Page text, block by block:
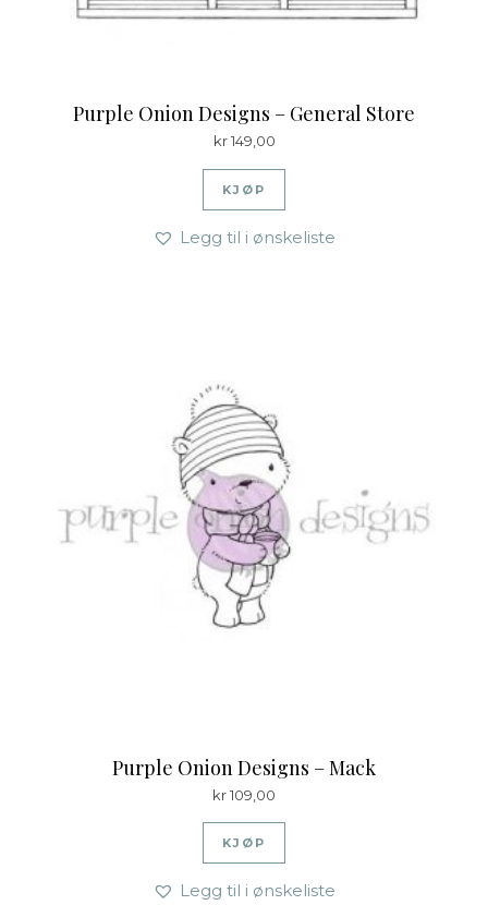
Purple Onion Designs – General Store
kr149,00
KJØP
Legg til i ønskeliste
Purple Onion Designs – Mack
kr109,00
KJØP
Legg til i ønskeliste